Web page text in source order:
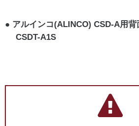
アルインコ(ALINCO) CSD-A用背
CSDT-A1S